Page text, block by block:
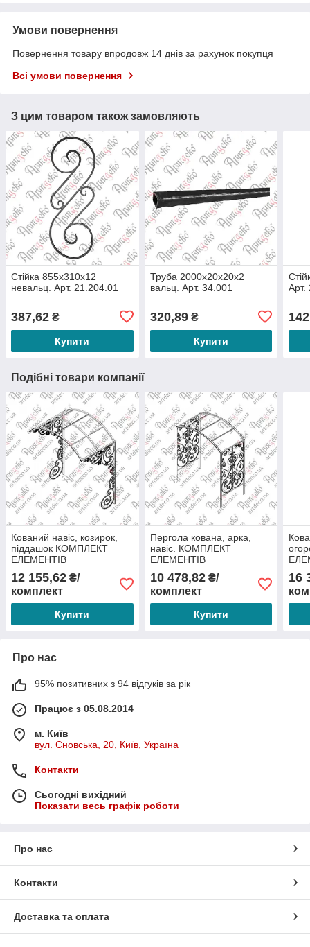
Умови повернення
Повернення товару впродовж 14 днів за рахунок покупця
Всі умови повернення
З цим товаром також замовляють
Стійка 855х310х12
невальц. Арт. 21.204.01
387,62 ₴
Купити
Труба 2000х20х20х2
вальц. Арт. 34.001
320,89₴
Купити
Арт.
Подібні товари компанії
Кований навіс, козирок,
піддашок КОМПЛЕКТ
ЕЛЕМЕНТІВ
2000х2080х1300
12 155,62 ₴/
комплект
Купити
Пергола кована, арка,
навіс. КОМПЛЕКТ
ЕЛЕМЕНТІВ
1900х2000х1000
10 478,82₴/
комплект
Купити
16
Про нас
95% позитивних з 94 відгуків за рік
Працює з 05.08.2014
м. Київ
вул. Сновська, 20, Київ, Україна
Контакти
Сьогодні вихідний
Показати весь графік роботи
Про нас
Контакти
Доставка та оплата